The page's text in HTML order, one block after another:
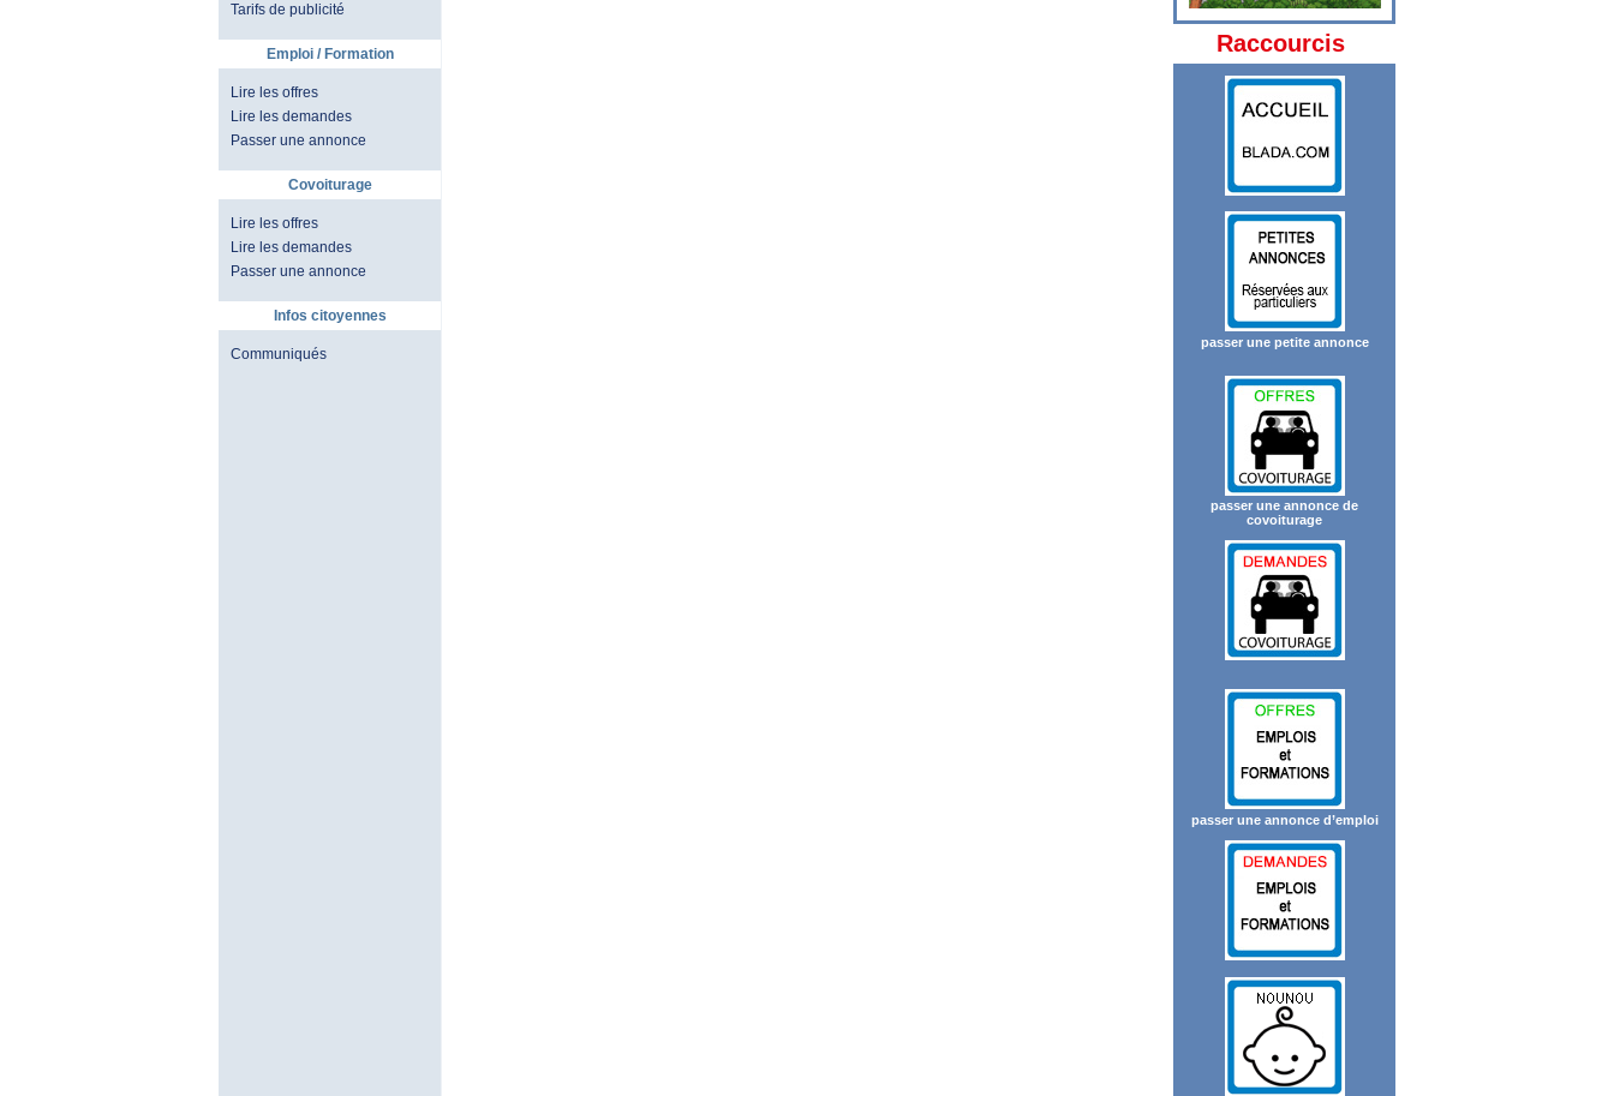
Tarifs de publicité
Emploi / Formation
Lire les offres
Lire les demandes
Passer une annonce
Covoiturage
Lire les offres
Lire les demandes
Passer une annonce
Infos citoyennes
Communiqués
Raccourcis
passer une petite annonce
passer une annonce de
covoiturage
passer une annonce d’emploi